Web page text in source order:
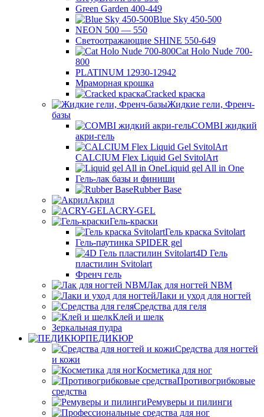
Green Garden 400-449
Blue Sky 450-500
NEON 500 — 550
Светоотражающие SHINE 550-649
Cat Holo Nude 700-
800
PLATINUM 12930-12942
Мраморная крошка
Cracked краска
Жидкие гели, Френч-
базы
COMBI жидкий
акри-гель
CALCIUM Flex Liquid Gel SvitolArt
Liquid gel All in One
Гель-лак базы и финиши
Rubber Base
Акрил
ACRY-GEL
Гель-краски
Гель краска Svitolart
Гель-паутинка SPIDER gel
4D Гель
пластилин Svitolart
Френч гель
Лак для ногтей NBM
Лаки и уход для ногтей
Средства для геля
Клей и шелк
Зеркальная пудра
ПЕДИКЮР
Средства для ногтей
и кожи
Косметика для ног
Противогрибковые
средства
Ремуверы и пилинги